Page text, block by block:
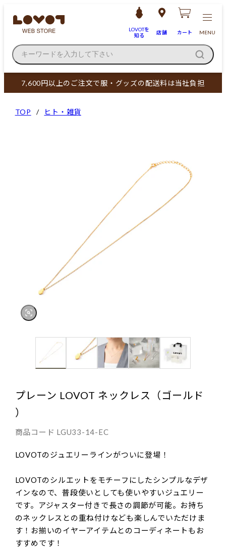
LOVOTを
知る
店舗 カート MENU
キーワードを入力して下さい
7,600円以上のご注文で服・グッズの配送料は当社負担
TOP ヒト・雑貨
プレーン LOVOT ネックレス（ゴールド
）
商品コード LGU33-14-EC
LOVOTのジュエリーラインがついに登場！
LOVOTのシルエットをモチーフにしたシンプルなデザ
インなので、普段使いとしても使いやすいジュエリー
です。アジャスター付きで長さの調節が可能。お持ち
のネックレスとの重ね付けなども楽しんでいただけま
す！お揃いのイヤーアイテムとのコーディネートもお
すすめです！